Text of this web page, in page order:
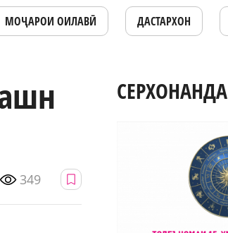
МОҶАРОИ ОИЛАВӢ ДАСТАРХОН
349
СЕРХОНАНДА